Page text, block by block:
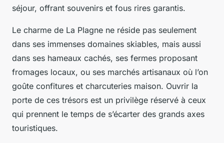
séjour, offrant souvenirs et fous rires garantis.
Le charme de La Plagne ne réside pas seulement
dans ses immenses domaines skiables, mais aussi
dans ses hameaux cachés, ses fermes proposant
fromages locaux, ou ses marchés artisanaux où l’on
goûte confitures et charcuteries maison. Ouvrir la
porte de ces trésors est un privilège réservé à ceux
qui prennent le temps de s’écarter des grands axes
touristiques.